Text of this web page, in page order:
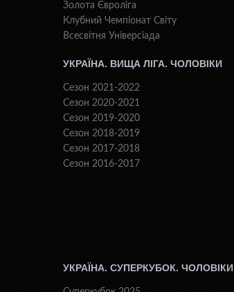
Золота Євроліга
Клубний Чемпіонат Світу
Всесвiтня Унiверсiaда
УКРАЇНА. ВИЩА ЛІГА. ЧОЛОВІКИ
Сезон 2021-2022
Сезон 2020-2021
Сезон 2019-2020
Сезон 2018-2019
Сезон 2017-2018
Сезон 2016-2017
УКРАЇНА. СУПЕРКУБОК. ЧОЛОВІКИ